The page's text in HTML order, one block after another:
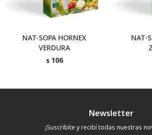
NAT-SOPA HORNEX
VERDURA
$ 106
NAT-
Newsletter
¡Suscribite y recibí todas nuestras